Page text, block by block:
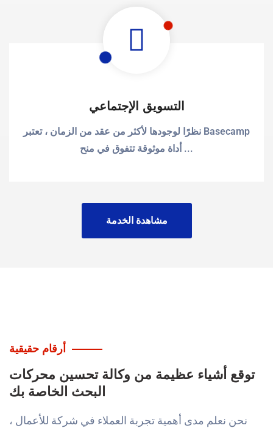
التسويق الإجتماعي
نظرًا لوجودها لأكثر من عقد من الزمان ، تعتبر Basecamp
أداة موثوقة تتفوق في منح ...
مشاهدة الخدمة
أرقام حقيقية
توقع أشياء عظيمة من وكالة تحسين محركات
البحث الخاصة بك
نحن نعلم مدى أهمية تجربة العملاء في شركة للأعمال ،